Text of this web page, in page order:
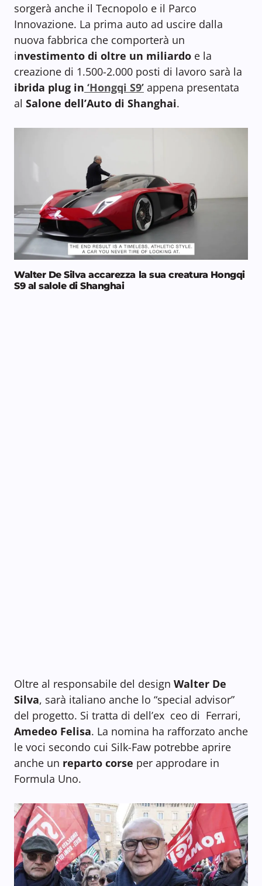
sorgerà anche il Tecnopolo e il Parco
Innovazione. La prima auto ad uscire dalla
nuova fabbrica che comporterà un
investimento di oltre un miliardo e la
creazione di 1.500-2.000 posti di lavoro sarà la
ibrida plug in ‘Hongqi S9’ appena presentata
al Salone dell’Auto di Shanghai.
Walter De Silva accarezza la sua creatura Hongqi
S9 al salole di Shanghai
Oltre al responsabile del design Walter De
Silva, sarà italiano anche lo “special advisor”
del progetto. Si tratta di dell’ex ceo di Ferrari,
Amedeo Felisa. La nomina ha rafforzato anche
le voci secondo cui Silk-Faw potrebbe aprire
anche un reparto corse per approdare in
Formula Uno.